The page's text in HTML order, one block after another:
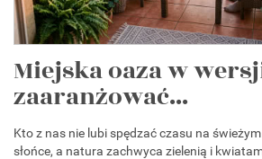
Miejska oaza w
zaaranżować...
Kto z nas nie lubi spędzać czasu na
słońce, a natura zachwyca zielenią i